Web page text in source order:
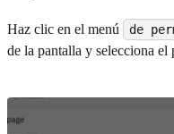
Haz clic en el menú de
de la pantalla y selecciona el